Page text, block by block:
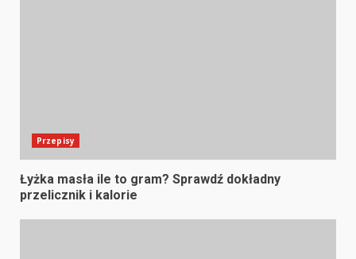
Przepisy
Łyżka masła ile to gram? Sprawdź dokładny
przelicznik i kalorie